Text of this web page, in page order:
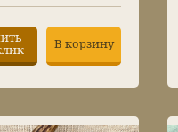
В корзину